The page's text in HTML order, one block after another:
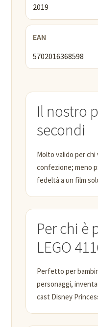
2019
EAN
5702016368598
Il nostro
secondi
Molto valido per
confezione; meno
fedeltà a un film
Per chi è
LEGO
Perfetto per
personaggi,
cast Disney